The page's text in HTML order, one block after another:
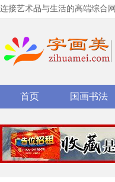
连接艺术品与生活的高端综合网
首页 国画书法